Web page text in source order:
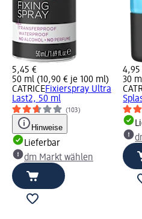
5,45 €
50 ml (10,90 € je 100 ml)
CATRICEFixierspray Ultra
Last2, 50 ml
(103)
Hinweise
Lieferbar
dm Markt wählen
4,95
30